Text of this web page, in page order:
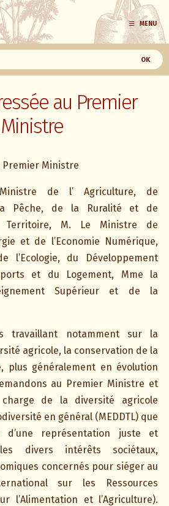
au
contenu
MENU
au Premier
Ministre
Premier Ministre
de l’ Agriculture, de
la Pêche, de la Ruralité et de
Territoire, M. Le Ministre de
et de l’Economie Numérique,
l’Ecologie, du Développement
et du Logement, Mme la
Supérieur et de la
travaillant notamment sur la
agricole, la conservation de la
plus généralement en évolution
au Premier Ministre et
de la diversité agricole
en général (MEDDTL) que
représentation juste et
divers intérêts sociétaux,
concernés pour siéger au
sur les Ressources
l’Alimentation et l’Agriculture).